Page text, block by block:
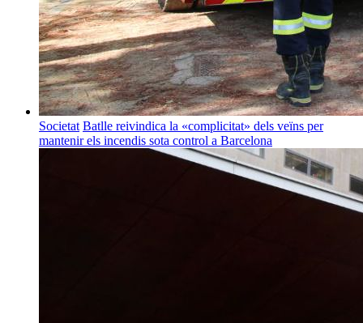
Societat Batlle reivindica la «complicitat» dels veïns per
mantenir els incendis sota control a Barcelona